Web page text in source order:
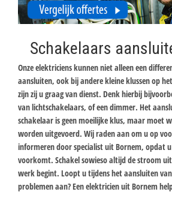
Schakelaars
Onze elektriciens kunnen niet alleen een
aansluiten, ook bij andere kleine klussen op
zijn zij u graag van dienst. Denk hierbij
van lichtschakelaars, of een dimmer. Het
schakelaar is geen moeilijke klus, maar moet
worden uitgevoerd. Wij raden aan om u op
informeren door specialist uit Bornem, opdat
voorkomt. Schakel sowieso altijd de stroom
werk begint. Loopt u tijdens het aansluiten
problemen aan? Een elektricien uit Bornem